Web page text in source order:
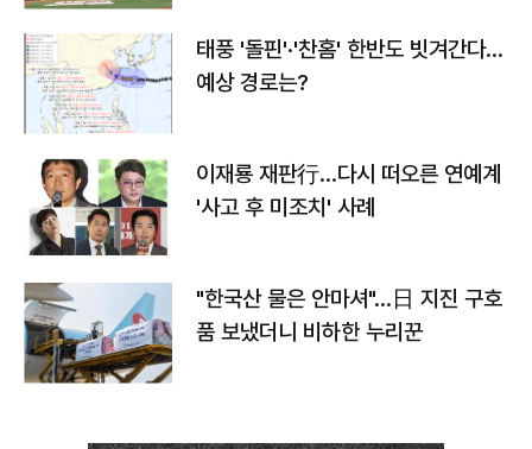
태풍 '돌핀'·'찬홈' 한반도 빗겨간다…
예상 경로는?
이재룡 재판行…다시 떠오른 연예계
'사고 후 미조치' 사례
"한국산 물은 안마셔"…日 지진 구호
품 보냈더니 비하한 누리꾼